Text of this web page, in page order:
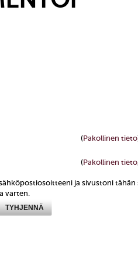
(Pakollinen tieto
(Pakollinen
ja sivustoni tähän
varten.